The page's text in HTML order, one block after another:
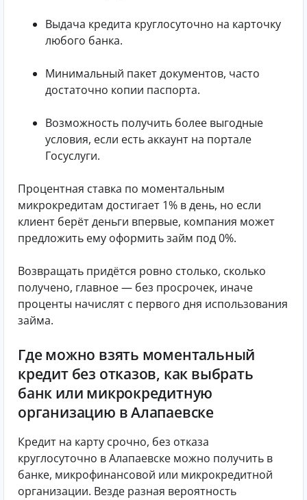
Выдача кредита круглосуточно на карточку
любого банка.
Минимальный пакет документов, часто
достаточно копии паспорта.
Возможность получить более выгодные
условия, если есть аккаунт на портале
Госуслуги.
Процентная ставка по моментальным
микрокредитам достигает 1% в день, но если
клиент берёт деньги впервые, компания может
предложить ему оформить займ под 0%.
Возвращать придётся ровно столько, сколько
получено, главное — без просрочек, иначе
проценты начислят с первого дня использования
займа.
Где можно взять моментальный
кредит без отказов, как выбрать
банк или микрокредитную
организацию в Алапаевске
Кредит на карту срочно, без отказа
круглосуточно в Алапаевске можно получить в
банке, микрофинансовой или микрокредитной
организации. Везде разная вероятность